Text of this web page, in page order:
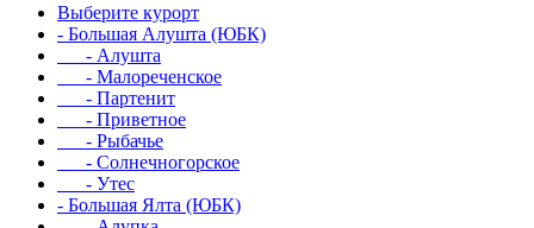
Выберите курорт
- Большая Алушта (ЮБК)
- Алушта
- Малореченское
- Партенит
- Приветное
- Рыбачье
- Солнечногорское
- Утес
- Большая Ялта (ЮБК)